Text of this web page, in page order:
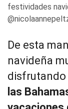
festividades
De esta
navideña
disfrutando
las